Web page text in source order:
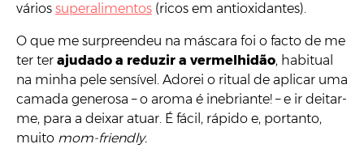
vários superalimentos (ricos em antioxidantes).
O que me surpreendeu na máscara foi o facto de me
ter ter ajudado a reduzir a vermelhidão, habitual
na minha pele sensível. Adorei o ritual de aplicar uma
camada generosa – o aroma é inebriante! – e ir deitar-
me, para a deixar atuar. É fácil, rápido e, portanto,
muito mom-friendly.